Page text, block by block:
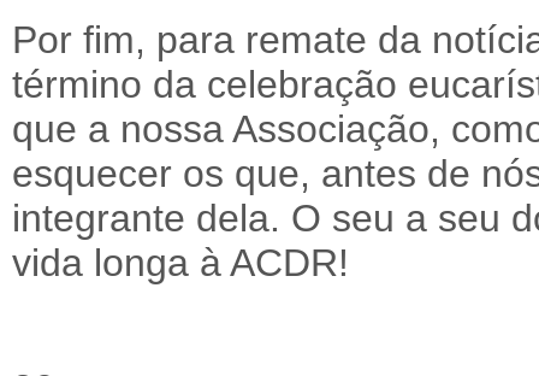
Por fim, para remate da
término da celebração
que a nossa Associação,
esquecer os que, antes de
integrante dela. O seu a seu
vida longa à ACDR!